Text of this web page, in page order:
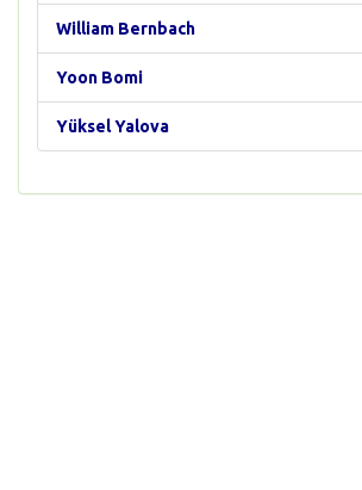
William Bernbach
Yoon Bomi
Yüksel Yalova